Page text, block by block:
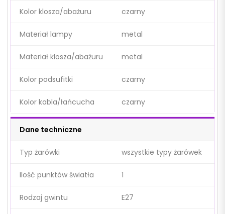
Kolor klosza/abażuru czarny
Materiał lampy metal
Materiał klosza/abażuru metal
Kolor podsufitki czarny
Kolor kabla/łańcucha czarny
Dane techniczne
Typ żarówki wszystkie typy żarówek
Ilość punktów światła 1
Rodzaj gwintu E27